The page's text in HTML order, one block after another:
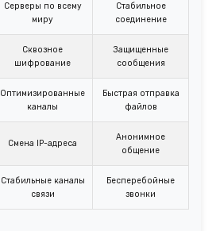
Серверы по всему
миру
Стабильное
соединение
Сквозное
шифрование
Защищенные
сообщения
Оптимизированные
каналы
Быстрая отправка
файлов
Смена IP-адреса
Анонимное
общение
Стабильные каналы
связи
Бесперебойные
звонки